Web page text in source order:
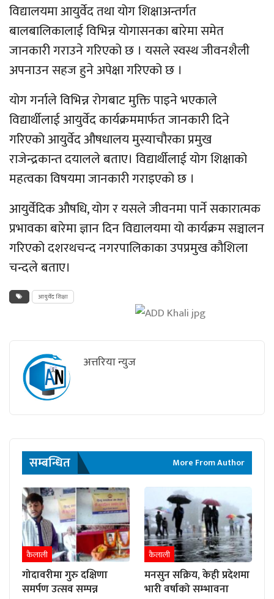
विद्यालयमा आयुर्वेद तथा योग शिक्षाअन्तर्गत
बालबालिकालाई विभिन्न योगासनका बारेमा समेत
जानकारी गराउने गरिएको छ । यसले स्वस्थ जीवनशैली
अपनाउन सहज हुने अपेक्षा गरिएको छ ।
योग गर्नाले विभिन्न रोगबाट मुक्ति पाइने भएकाले
विद्यार्थीलाई आयुर्वेद कार्यक्रममार्फत जानकारी दिने
गरिएको आयुर्वेद औषधालय मुस्याचौरका प्रमुख
राजेन्द्रकान्त दयालले बताए। विद्यार्थीलाई योग शिक्षाको
महत्वका विषयमा जानकारी गराइएको छ ।
आयुर्वेदिक औषधि, योग र यसले जीवनमा पार्ने सकारात्मक
प्रभावका बारेमा ज्ञान दिन विद्यालयमा यो कार्यक्रम सञ्चालन
गरिएको दशरथचन्द नगरपालिकाका उपप्रमुख कौशिला
चन्दले बताए।
आयुर्वेद शिक्षा
अत्तरिया न्युज
सम्बन्धित More From Author
कैलाली
गोदावरीमा गुरु दक्षिणा
समर्पण उत्सव सम्पन्न
कैलाली
मनसुन सक्रिय, केही प्रदेशमा
भारी वर्षाको सम्भावना